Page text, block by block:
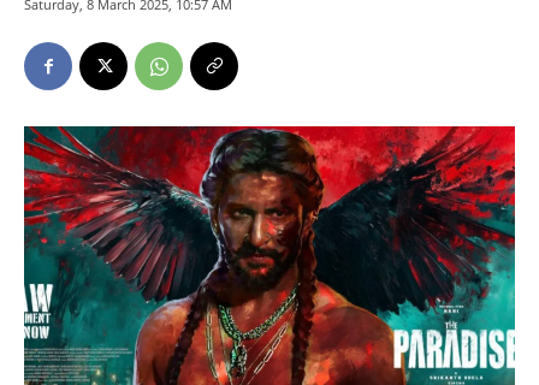
Saturday, 8 March 2025, 10:57 AM